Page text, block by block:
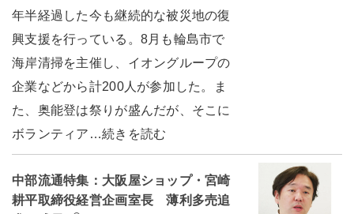
年半経過した今も継続的な被災地の復
興支援を行っている。8月も輪島市で
海岸清掃を主催し、イオングループの
企業などから計200人が参加した。ま
た、奥能登は祭りが盛んだが、そこに
ボランティア…続きを読む
中部流通特集：大阪屋ショップ・宮崎
耕平取締役経営企画室長 薄利多売追